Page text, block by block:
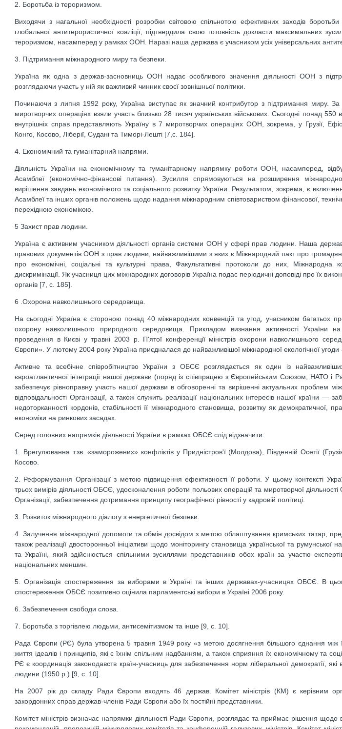
2. Боротьба із тероризмом.
Виходячи з нагальної необхідності розробки світовою спільнотою ефективних заходів
глобальної антитерористичної коаліції, підтвердила свою готовність докласти максимальних
тероризмом, насамперед у рамках ООН. Наразі наша держава є учасником усіх універсальних
3. Підтримання міжнародного миру та безпеки.
Україна як одна з держав-засновниць ООН надає особливого значення діяльності ООН з
розглядаючи участь у ній як важливий чинник своєї зовнішньої політики.
Починаючи з липня 1992 року, Україна виступає як значний контрибутор з підтримання миру.
миротворчих операціях взяли участь близько 28 тисяч українських військових. Сьогодні понад 550
внутрішніх справ представляють Україну в 7 миротворчих операціях ООН, зокрема, у Грузії,
Конго, Косово, Ліберії, Судані та Тиморі-Лешті [7,с. 184].
4. Економічний та гуманітарний напрями.
Діяльність України на економічному та гуманітарному напрямку роботи ООН, насамперед,
Асамблеї (економічно-фінансові питання). Зусилля спрямовуються на розширення
вирішення завдань економічного та соціального розвитку України. Результатом, зокрема, є
Асамблеї та інших органів положень щодо надання міжнародним співтовариством фінансової,
перехідною економікою.
5 Захист прав людини.
Україна є активним учасником діяльності органів системи ООН у сфері прав людини. Наша
правових документів ООН з прав людини, найважливішими з яких є Міжнародний пакт про
про економічні, соціальні та культурні права, Факультативні протоколи до них, Міжнародна
дискримінації. Як учасниця цих міжнародних договорів Україна подає періодичні доповіді про їх
органів [7, с. 185].
6 .Охорона навколишнього середовища.
На сьогодні Україна є стороною понад 40 міжнародних конвенцій та угод, учасником багатьох
охорону навколишнього природного середовища. Прикладом визнання активності України
проведення в Києві у травні 2003 р. П'ятої конференції міністрів охорони навколишнього
Європи». У лютому 2004 року Україна приєдналася до найважливішої міжнародної екологічної угоди
Активне та всебічне співробітництво України з ОБСЄ розглядається як один із
євроатлантичної інтеграції нашої держави (поряд із співпрацею з Європейським Союзом, НАТО і
забезпечує рівноправну участь нашої держави в обговоренні та вирішенні актуальних проблем
відповідальності Організації, а також служить реалізації національних інтересів нашої країни —
недоторканності кордонів, стабільності її міжнародного становища, розвитку як демократичної,
економіки на ринкових засадах.
Серед головних напрямків діяльності України в рамках ОБСЄ слід відзначити:
1. Врегулювання т.зв. «заморожених» конфліктів у Придністров'ї (Молдова), Південній Осетії
Косово.
2. Реформування Організації з метою підвищення ефективності її роботи. У цьому контексті
трьох вимірів діяльності ОБСЄ, удосконалення роботи польових операцій та миротворчої
Організації, забезпечення дотримання принципу географічної рівності у кадровій політиці.
3. Розвиток міжнародного діалогу з енергетичної безпеки.
4. Залучення міжнародної допомоги та обмін досвідом з метою облаштування кримських татар,
також реалізації двосторонньої ініціативи щодо моніторингу становища української та румунської
та Україні, який здійснюється спільними зусиллями представників обох країн за участю
національних меншин.
5. Організація спостереження за виборами в Україні та інших державах-учасницях ОБСЄ. В
спостереження ОБСЄ позитивно оцінила парламентські вибори в Україні 2006 року.
6. Забезпечення свободи слова.
7. Боротьба з торгівлею людьми, антисемітизмом та інше [9, с. 10].
Рада Європи (РЄ) була утворена 5 травня 1949 року «з метою досягнення більшого єднання між
життя ідеалів і принципів, які є їхнім спільним надбанням, а також сприяння їх економічному та
РЄ є координація законодавств країн-учасниць для забезпечення норм ліберальної демократії, які
людини (1950 р.) [9, с. 10].
На 2007 рік до складу Ради Європи входять 46 держав. Комітет міністрів (КМ) є керівним
закордонних справ держав-членів Ради Європи або їх постійні представники.
Комітет міністрів визначає напрямки діяльності Ради Європи, розглядає та приймає рішення